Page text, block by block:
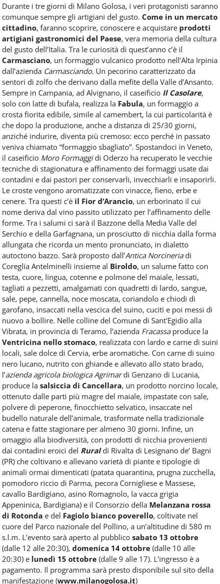
Durante i tre giorni di Milano Golosa, i veri protagonisti saranno
comunque sempre gli artigiani del gusto. Come in un mercato
cittadino, faranno scoprire, conoscere e acquistare prodotti
artigiani gastronomici del Paese, vera memoria della cultura
del gusto dell’Italia. Tra le curiosità di quest’anno c’è il
Carmasciano, un formaggio vulcanico prodotto nell’Alta Irpinia
dall’azienda Carmasciando. Un pecorino caratterizzato da
sentori di zolfo che derivano dalla mefite della Valle d’Ansanto.
Sempre in Campania, ad Alvignano, il caseificio Il Casolare,
solo con latte di bufala, realizza la Fabula, un formaggio a
crosta fiorita edibile, simile al camembert, la cui particolarità è
che dopo la produzione, anche a distanza di 25/30 giorni,
anziché indurire, diventa più cremoso: ecco perché in passato
veniva chiamato “formaggio sbagliato”. Spostandoci in Veneto,
il caseificio Moro Formaggidi Oderzo ha recuperato le vecchie
tecniche di stagionatura e affinamento dei formaggi usate dai
contadini e dai pastori per conservarli, invecchiarli e insaporirli.
Le croste vengono aromatizzate con vinacce, fieno, erbe e
cenere. Tra questi c’è il Fior d’Arancio, un erborinato il cui
nome deriva dal vino passito utilizzato per l’affinamento delle
forme. Tra i salumi ci sarà il Bazzone della Media Valle del
Serchio e della Garfagnana, un prosciutto di nicchia dalla forma
allungata che ricorda un mento pronunciato, in dialetto
autoctono bazzo. Sarà proposto dall’Antica Norcineriadi
Coreglia Antelminelli insieme al Biroldo, un salume fatto con
testa, cuore, lingua, cotenne e polmone del maiale, lessati,
tagliati a pezzetti, amalgamati con quadretti di lardo, sangue,
sale, pepe, cannella, noce moscata, coriandolo e chiodi di
garofano, insaccati nella vescica del suino, cuciti e poi messi di
nuovo a bollire. Nelle colline del Comune di Sant'Egidio alla
Vibrata, in provincia di Teramo, l’azienda Fracassaproduce la
Ventricina nello stomaco, realizzata con lardo e carne di suini
locali, sale dolce di Cervia, erbe aromatiche. Con carne di suino
nero lucano, nutrito con ghiande e allevato allo stato brado,
l’azienda agricola biologica Agrimardi Genzano di Lucania,
produce la salsiccia di Cancellara, un prodotto norcino locale,
ottenuto dalle parti più magre del maiale, impastate con sale,
polvere di peperone, finocchietto selvatico, insaccate nel
budello naturale dell’animale, trasformate nella tradizionale
catena e fatte stagionare per almeno 30 giorni. Infine, un
omaggio alla biodiversità, con prodotti di nicchia provenienti
dai contadini eroici del Rural di Rivalta di Lesignano de’ Bagni
(PR) che coltivano e allevano varietà di piante e tipologie di
animali ormai dimenticati (patata quarantina, prugna zucchella,
pomodoro riccio di Parma, pecora Cornigliese e Massese,
cavallo Bardigiano, asino Romagnolo, la vacca grigia
Appeninica, Bardigiana) e il Consorzio della Melanzana rossa
di Rotonda e del Fagiolo bianco poverello, coltivate nel
cuore del Parco nazionale del Pollino, a un’altitudine di 580 m
s.l.m. L’evento sarà aperto al pubblico sabato 13 ottobre
(dalle 12 alle 20:30), domenica 14 ottobre (dalle 10 alle
20:30) e lunedì 15 ottobre (dalle 9 alle 17). L’ingresso è a
pagamento. Il programma sarà presto disponibile sul sito della
manifestazione (www.milanogolosa.it)